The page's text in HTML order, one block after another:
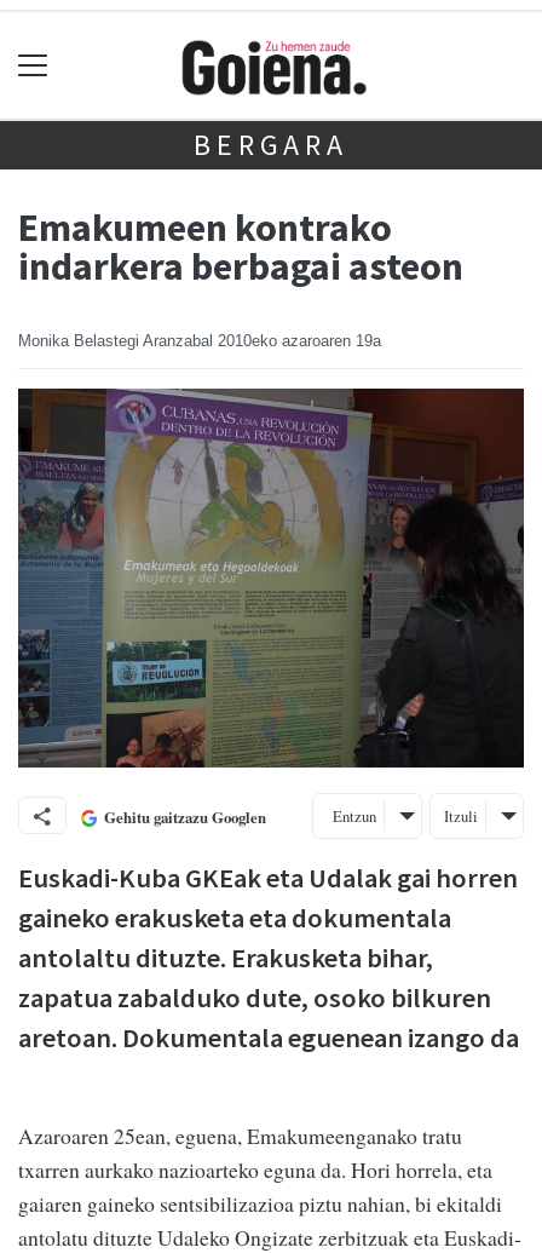
BERGARA
Emakumeen kontrako
indarkera berbagai asteon
Monika Belastegi Aranzabal 2010eko azaroaren 19a
Gehitu gaitzazu Googlen Entzun Itzuli
Euskadi-Kuba GKEak eta Udalak gai horren
gaineko erakusketa eta dokumentala
antolaltu dituzte. Erakusketa bihar,
zapatua zabalduko dute, osoko bilkuren
aretoan. Dokumentala eguenean izango da
Azaroaren 25ean, eguena, Emakumeenganako tratu
txarren aurkako nazioarteko eguna da. Hori horrela, eta
gaiaren gaineko sentsibilizazioa piztu nahian, bi ekitaldi
antolatu dituzte Udaleko Ongizate zerbitzuak eta Euskadi-